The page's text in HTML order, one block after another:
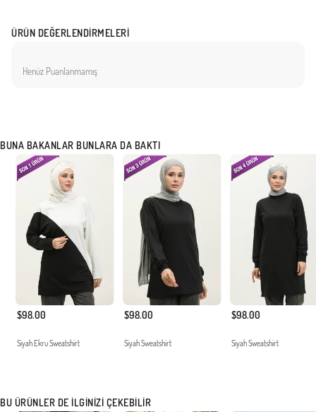
ÜRÜN DEĞERLENDIRMELERI
Henüz Puanlanmamış
BUNA BAKANLAR BUNLARA DA BAKTI
$98.00
Siyah Ekru Sweatshirt
$98.00
Siyah Sweatshirt
$98.00
Siyah Sweatshirt
BU ÜRÜNLER DE İLGINIZI ÇEKEBILIR